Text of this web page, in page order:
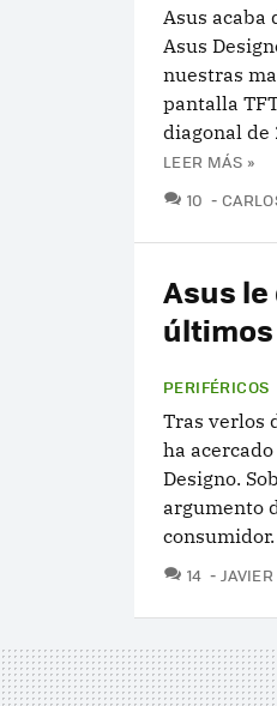
Asus acaba
Asus
nuestras
pantalla
diagonal de
LEER MÁS »
10
Asus
últimos
PERIFÉRICOS
Tras verlos
ha
Designo.
argumento
14